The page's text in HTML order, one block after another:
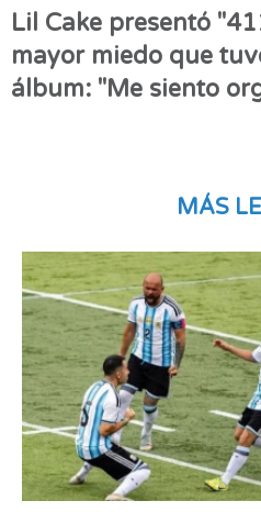
Lil Cake presentó
mayor miedo que
álbum: "Me siento
MÁS